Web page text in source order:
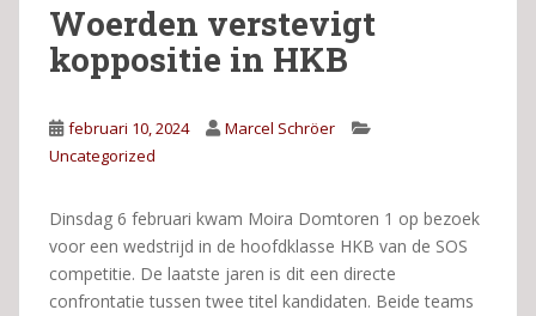
Woerden verstevigt
koppositie in HKB
februari 10, 2024
Marcel Schröer
Uncategorized
Dinsdag 6 februari kwam Moira Domtoren 1 op bezoek
voor een wedstrijd in de hoofdklasse HKB van de SOS
competitie. De laatste jaren is dit een directe
confrontatie tussen twee titel kandidaten. Beide teams